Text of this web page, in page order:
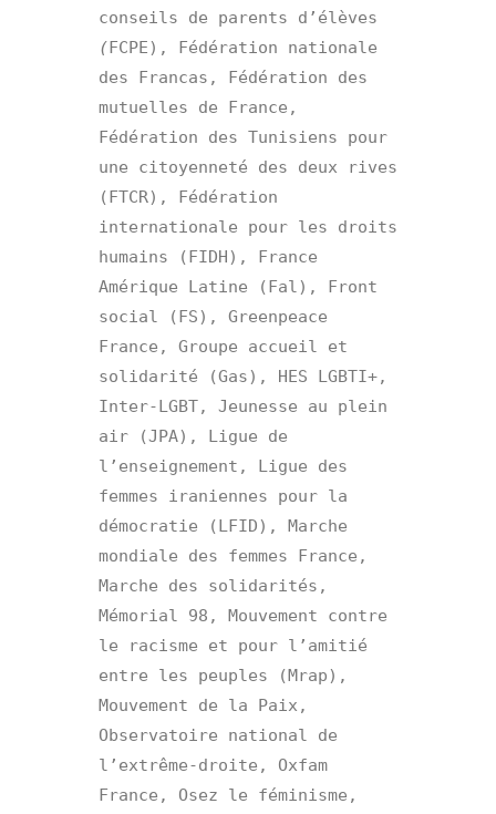
( FCPE), Fédération nationale
des Francas, Fédération des
mutuelles de France,
Fédération des Tunisiens pour
une citoyenneté des deux rives
(FTCR), Fédération
internationale pour les droits
humains (FIDH), France
Amérique Latine (Fal), Front
social (FS), Greenpeace
France, Groupe accueil et
solidarité (Gas), HES LGBTI+,
Inter-LGBT, Jeunesse au plein
air (JPA), Ligue de
l’enseignement, Ligue des
femmes iraniennes pour la
démocratie (LFID), Marche
mondiale des femmes France,
Marche des solidarités,
Mémorial 98, Mouvement contre
le racisme et pour l’amitié
entre les peuples (Mrap),
Mouvement de la Paix,
Observatoire national de
l’extrême-droite, Oxfam
France, Osez le féminisme,